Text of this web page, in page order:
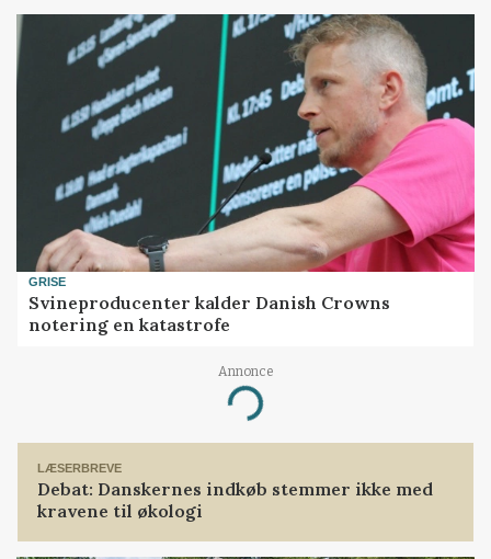
GRISE
Svineproducenter kalder Danish Crowns
notering en katastrofe
Annonce
Loading...
LÆSERBREVE
Debat: Danskernes indkøb stemmer ikke med
kravene til økologi